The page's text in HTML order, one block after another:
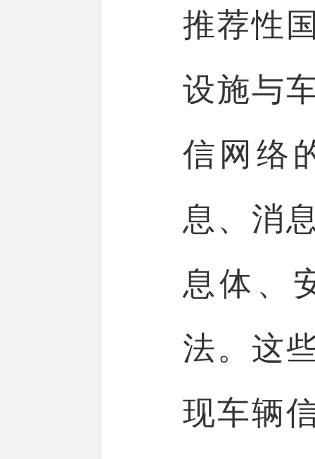
推荐性
设施与
信网络
息、消
息体、
法。这
现车辆